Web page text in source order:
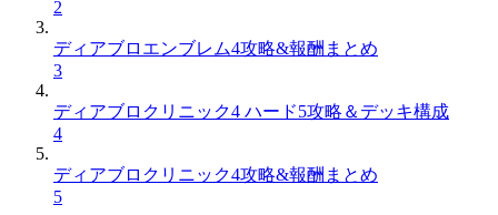
2
ディアブロエンブレム4攻略&報酬まとめ
3
ディアブロクリニック4 ハード5攻略＆デッキ構成
4
ディアブロクリニック4攻略&報酬まとめ
5